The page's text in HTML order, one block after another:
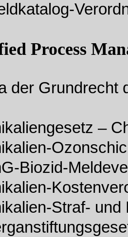
Process
Grundrecht
–
Biozid-
Straf- und